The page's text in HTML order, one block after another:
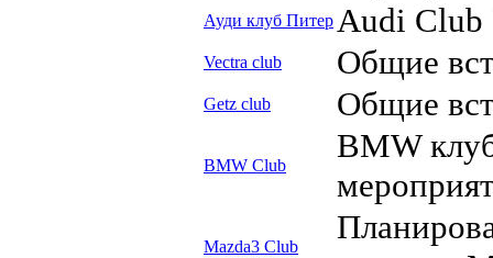
Ауди клуб ПитерAudi Club
Vectra club Общие
Getz club Общие
BMW Club
BMW
Mazda3 Club